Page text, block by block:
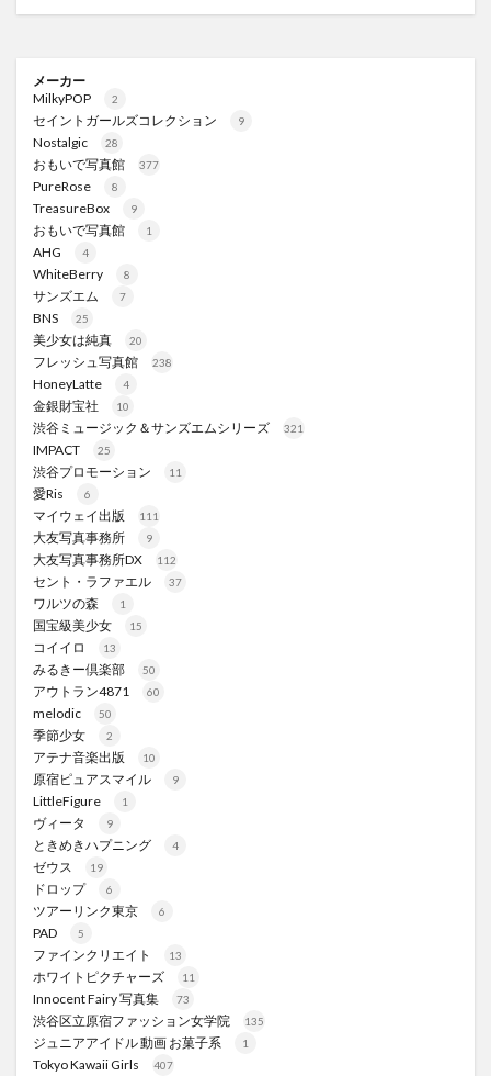
メーカー
MilkyPOP
2
セイントガールズコレクション 9
Nostalgic 28
おもいで写真館 377
PureRose 8
TreasureBox 9
おもいで写真館 1
AHG 4
WhiteBerry 8
サンズエム 7
BNS 25
美少女は純真 20
フレッシュ写真館 238
HoneyLatte 4
金銀財宝社 10
渋谷ミュージック＆サンズエムシリーズ 321
IMPACT 25
渋谷プロモーション 11
愛Ris 6
マイウェイ出版 111
大友写真事務所 9
大友写真事務所DX 112
セント・ラファエル 37
ワルツの森 1
国宝級美少女 15
コイイロ 13
みるきー倶楽部 50
アウトラン4871 60
melodic 50
季節少女 2
アテナ音楽出版 10
原宿ピュアスマイル 9
LittleFigure 1
ヴィータ 9
ときめきハプニング 4
ゼウス 19
ドロップ 6
ツアーリンク東京 6
PAD 5
ファインクリエイト 13
ホワイトピクチャーズ 11
Innocent Fairy 写真集 73
渋谷区立原宿ファッション女学院 135
ジュニアアイドル 動画 お菓子系 1
Tokyo Kawaii Girls 407